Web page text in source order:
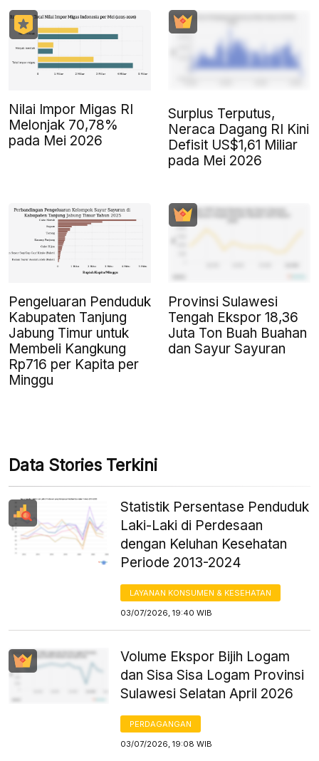
Nilai Impor Migas RI
Melonjak 70,78%
pada Mei 2026
Surplus Terputus,
Neraca Dagang RI Kini
Defisit US$1,61 Miliar
pada Mei 2026
Pengeluaran Penduduk
Kabupaten Tanjung
Jabung Timur untuk
Membeli Kangkung
Rp716 per Kapita per
Minggu
Provinsi Sulawesi
Tengah Ekspor 18,36
Juta Ton Buah Buahan
dan Sayur Sayuran
Data Stories Terkini
Statistik Persentase Penduduk
Laki-Laki di Perdesaan
dengan Keluhan Kesehatan
Periode 2013-2024
LAYANAN KONSUMEN & KESEHATAN
03/07/2026, 19:40 WIB
Volume Ekspor Bijih Logam
dan Sisa Sisa Logam Provinsi
Sulawesi Selatan April 2026
PERDAGANGAN
03/07/2026, 19:08 WIB